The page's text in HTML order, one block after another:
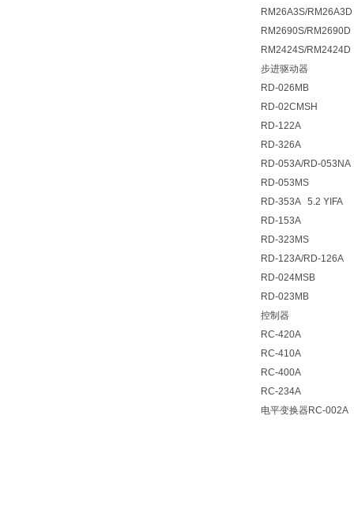
RM26A3S/RM26A3D
RM2690S/RM2690D
RM2424S/RM2424D
步进驱动器
RD-026MB
RD-02CMSH
RD-122A
RD-326A
RD-053A/RD-053NA
RD-053MS
RD-353A 5.2 YIFA
RD-153A
RD-323MS
RD-123A/RD-126A
RD-024MSB
RD-023MB
控制器
RC-420A
RC-410A
RC-400A
RC-234A
电平变换器RC-002A